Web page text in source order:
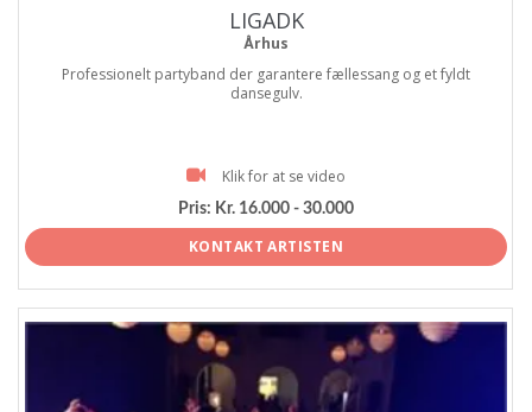
LIGADK
Århus
Professionelt partyband der garantere fællessang og et fyldt
dansegulv.
Klik for at se video
Pris: Kr. 16.000 - 30.000
KONTAKT ARTISTEN